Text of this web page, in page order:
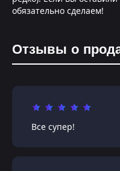
обязательно сделаем!
Отзывы о
Все супер!